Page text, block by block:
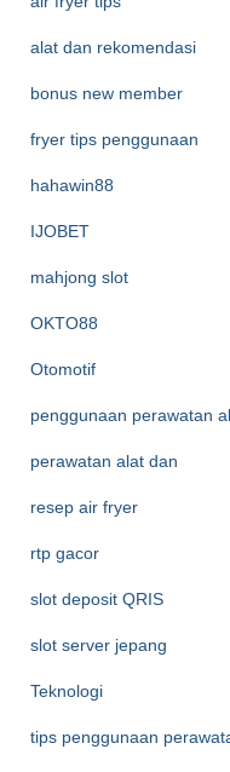
alat dan rekomendasi
bonus new member
fryer tips penggunaan
hahawin88
IJOBET
mahjong slot
OKTO88
Otomotif
penggunaan perawatan
perawatan alat dan
resep air fryer
rtp gacor
slot deposit QRIS
slot server jepang
Teknologi
tips penggunaan